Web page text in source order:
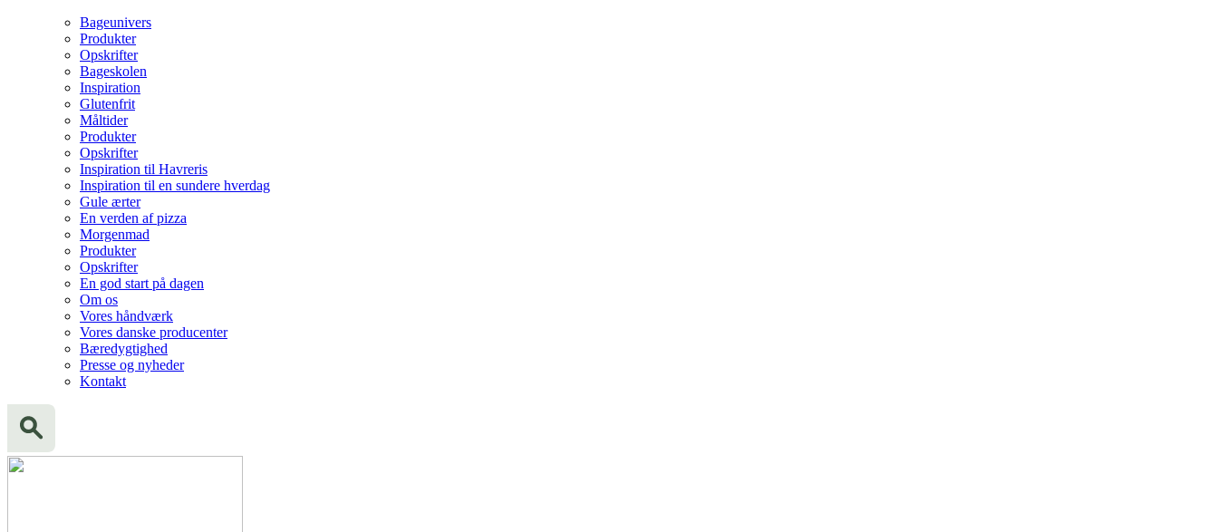
Bageunivers
Produkter
Opskrifter
Bageskolen
Inspiration
Glutenfrit
Måltider
Produkter
Opskrifter
Inspiration til Havreris
Inspiration til en sundere hverdag
Gule ærter
En verden af pizza
Morgenmad
Produkter
Opskrifter
En god start på dagen
Om os
Vores håndværk
Vores danske producenter
Bæredygtighed
Presse og nyheder
Kontakt